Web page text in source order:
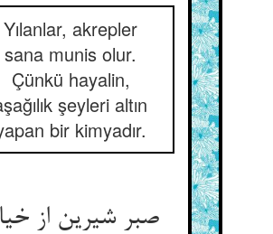
Yılanlar, akrepler
sana munis olur.
Çünkü hayalin,
şeyleri altın
bir kimyadır.
صبر شیرین از